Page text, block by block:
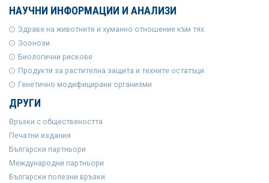
НАУЧНИ ИНФОРМАЦИИ И АНАЛИЗИ
Здраве на животните и хуманно отношение към тях
Зоонози
Биологични рискове
Продукти за растителна защита и техните остатъци
Генетично модифицирани организми
ДРУГИ
Връзки с обществеността
Печатни издания
Български партньори
Международни партньори
Български полезни връзки